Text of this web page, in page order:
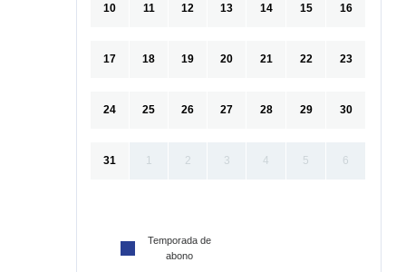
10 11 12 13 14 15 16
17 18 19 20 21 22 23
24 25 26 27 28 29 30
31 1 2 3 4 5 6
Temporada de
abono